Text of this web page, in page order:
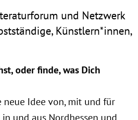
und Netzwerk
Künstlern*innen,
oder finde, was Dich
neue Idee von, mit und für
und aus Nordhessen und